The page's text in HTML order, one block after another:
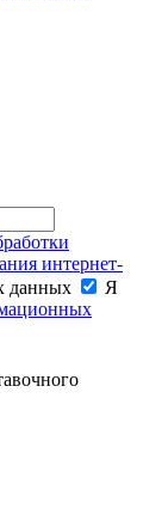
интернет-
данных
Я